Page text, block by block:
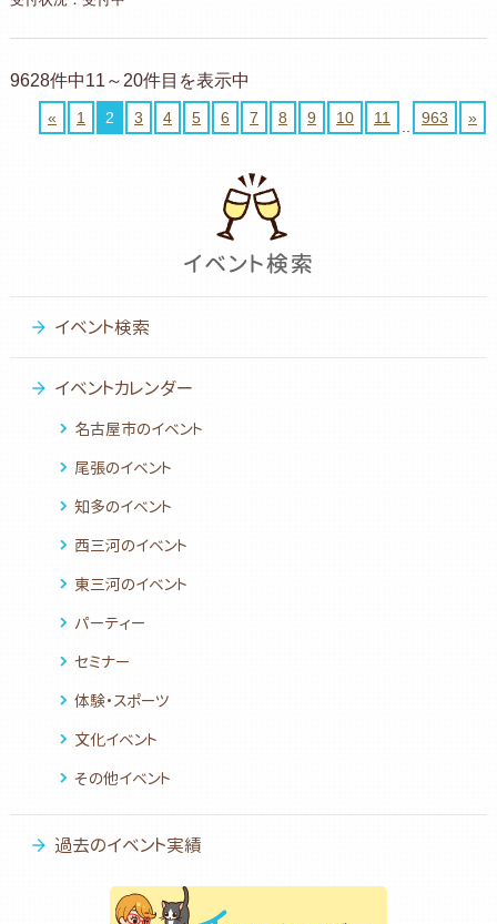
9628件中11～20件目を表示中
« 1 2 3 4 5 6 7 8 9 10 11 963 »
イベント検索
イベントカレンダー
名古屋市のイベント
尾張のイベント
知多のイベント
西三河のイベント
東三河のイベント
パーティー
セミナー
体験・スポーツ
文化イベント
その他イベント
過去のイベント実績